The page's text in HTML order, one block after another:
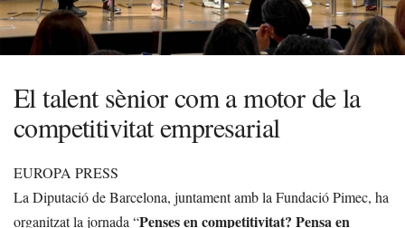
El talent sènior com a motor de la
competitivitat empresarial
EUROPA PRESS
La Diputació de Barcelona, juntament amb la Fundació Pimec, ha
organitzat la jornada “Penses en competitivitat? Pensa en